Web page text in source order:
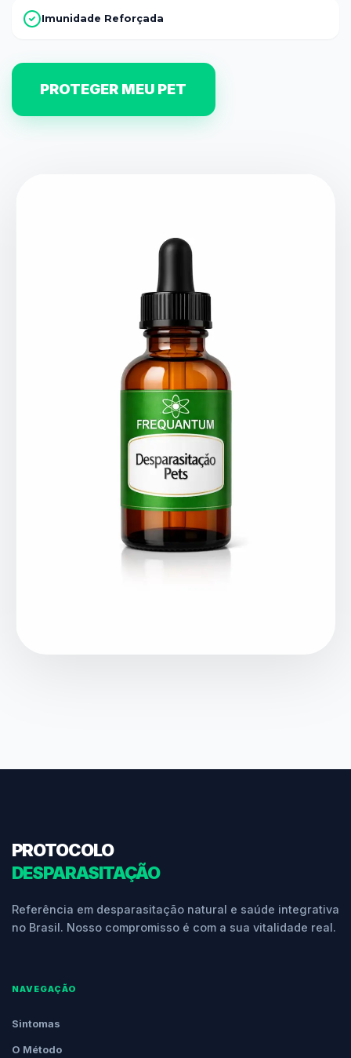
Imunidade Reforçada
PROTEGER MEU PET
PROTOCOLO
DESPARASITAÇÃO
Referência em desparasitação natural e saúde integrativa
no Brasil. Nosso compromisso é com a sua vitalidade real.
NAVEGAÇÃO
Sintomas
O Método